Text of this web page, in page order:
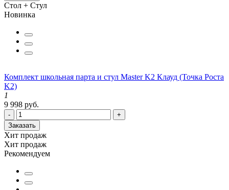
Стол + Стул
Новинка
Комплект школьная парта и стул Master K2 Клауд (Точка Роста
K2)
1
9 998 руб.
-
+
Заказать
Хит продаж
Хит продаж
Рекомендуем